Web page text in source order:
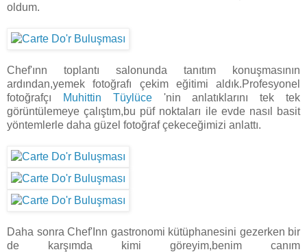
oldum.
Chef'ınn toplantı salonunda tanıtım konuşmasının
ardından,yemek fotoğrafı çekim eğitimi aldık.Profesyonel
fotoğrafçı
Muhittin Tüylüce 'nin anlatıklarını tek tek
görüntülemeye çalıştım,bu püf noktaları ile evde nasıl basit
yöntemlerle daha güzel fotoğraf çekeceğimizi anlattı.
Daha sonra Chef'Inn gastronomi kütüphanesini gezerken bir
de karşımda kimi göreyim,benim canım